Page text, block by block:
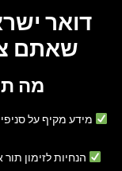
דואר
שאתם
מה
מידע מקיף על
הנחיות לזימון תור